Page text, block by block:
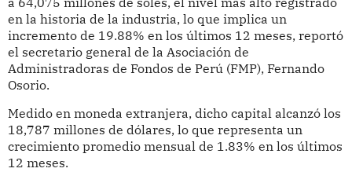
en la historia de la industria, lo que implica un
incremento de 19.88% en los últimos 12 meses, reportó
el secretario general de la Asociación de
Administradoras de Fondos de Perú (FMP), Fernando
Osorio.
Medido en moneda extranjera, dicho capital alcanzó los
18,787 millones de dólares, lo que representa un
crecimiento promedio mensual de 1.83% en los últimos
12 meses.